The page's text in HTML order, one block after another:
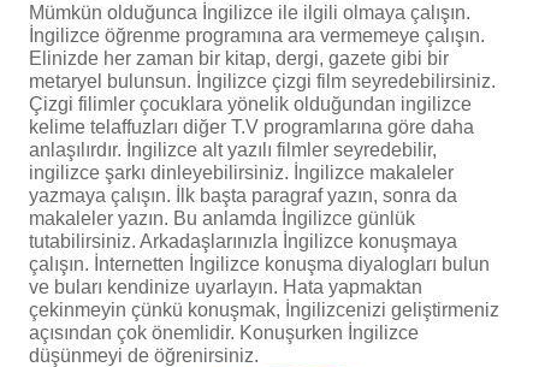
Mümkün olduğunca İngilizce ile ilgili olmaya çalışın.
İngilizce öğrenme programına ara vermemeye çalışın.
Elinizde her zaman bir kitap, dergi, gazete gibi bir
metaryel bulunsun. İngilizce çizgi film seyredebilirsiniz.
Çizgi filimler çocuklara yönelik olduğundan ingilizce
kelime telaffuzları diğer T.V programlarına göre daha
anlaşılırdır. İngilizce alt yazılı filmler seyredebilir,
ingilizce şarkı dinleyebilirsiniz. İngilizce makaleler
yazmaya çalışın. İlk başta paragraf yazın, sonra da
makaleler yazın. Bu anlamda İngilizce günlük
tutabilirsiniz. Arkadaşlarınızla İngilizce konuşmaya
çalışın. İnternetten İngilizce konuşma diyalogları bulun
ve buları kendinize uyarlayın. Hata yapmaktan
çekinmeyin çünkü konuşmak, İngilizcenizi geliştirmeniz
açısından çok önemlidir. Konuşurken İngilizce
düşünmeyi de öğrenirsiniz.